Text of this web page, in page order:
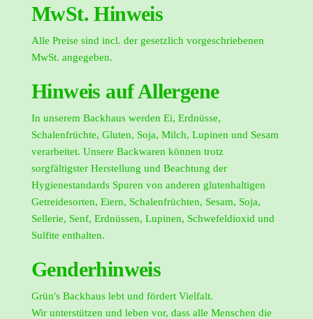
MwSt. Hinweis
Alle Preise sind incl. der gesetzlich vorgeschriebenen
MwSt. angegeben.
Hinweis auf Allergene
In unserem Backhaus werden Ei, Erdnüsse,
Schalenfrüchte, Gluten, Soja, Milch, Lupinen und Sesam
verarbeitet. Unsere Backwaren können trotz
sorgfältigster Herstellung und Beachtung der
Hygienestandards Spuren von anderen glutenhaltigen
Getreidesorten, Eiern, Schalenfrüchten, Sesam, Soja,
Sellerie, Senf, Erdnüssen, Lupinen, Schwefeldioxid und
Sulfite enthalten.
Genderhinweis
Grün's Backhaus lebt und fördert Vielfalt.
Wir unterstützen und leben vor, dass alle Menschen die